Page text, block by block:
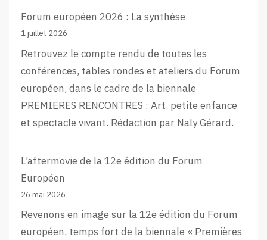
Forum européen 2026 : La synthèse
1 juillet 2026
Retrouvez le compte rendu de toutes les
conférences, tables rondes et ateliers du Forum
européen, dans le cadre de la biennale
PREMIERES RENCONTRES : Art, petite enfance
et spectacle vivant. Rédaction par Naly Gérard.
L’aftermovie de la 12e édition du Forum
Européen
26 mai 2026
Revenons en image sur la 12e édition du Forum
européen, temps fort de la biennale « Premières